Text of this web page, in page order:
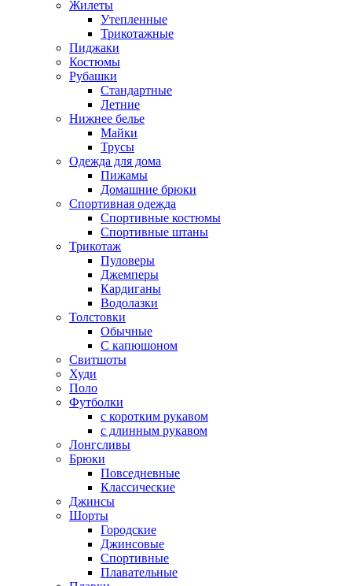
Жилеты
Утепленные
Трикотажные
Пиджаки
Костюмы
Рубашки
Стандартные
Летние
Нижнее белье
Майки
Трусы
Одежда для дома
Пижамы
Домашние брюки
Спортивная одежда
Спортивные костюмы
Спортивные штаны
Трикотаж
Пуловеры
Джемперы
Кардиганы
Водолазки
Толстовки
Обычные
С капюшоном
Свитшоты
Худи
Поло
Футболки
с коротким рукавом
с длинным рукавом
Лонгсливы
Брюки
Повседневные
Классические
Джинсы
Шорты
Городские
Джинсовые
Спортивные
Плавательные